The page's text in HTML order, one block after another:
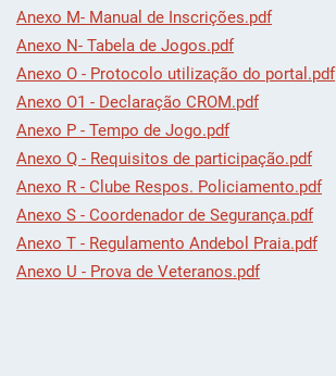
Anexo M- Manual de Inscrições.pdf
Anexo N- Tabela de Jogos.pdf
Anexo O - Protocolo utilização do portal.pdf
Anexo O1 - Declaração CROM.pdf
Anexo P - Tempo de Jogo.pdf
Anexo Q - Requisitos de participação.pdf
Anexo R - Clube Respos. Policiamento.pdf
Anexo S - Coordenador de Segurança.pdf
Anexo T - Regulamento Andebol Praia.pdf
Anexo U - Prova de Veteranos.pdf